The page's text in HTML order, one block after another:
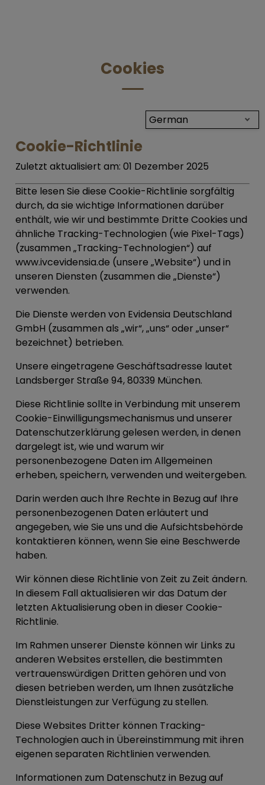
Cookies
German
Cookie-Richtlinie
Zuletzt aktualisiert am: 01 Dezember 2025
Bitte lesen Sie diese Cookie-Richtlinie sorgfältig
durch, da sie wichtige Informationen darüber
enthält, wie wir und bestimmte Dritte Cookies und
ähnliche Tracking-Technologien (wie Pixel-Tags)
(zusammen „Tracking-Technologien“) auf
www.ivcevidensia.de (unsere „Website“) und in
unseren Diensten (zusammen die „Dienste“)
verwenden.
Die Dienste werden von Evidensia Deutschland
GmbH (zusammen als „wir“, „uns“ oder „unser“
bezeichnet) betrieben.
Unsere eingetragene Geschäftsadresse lautet
Landsberger Straße 94, 80339 München.
Diese Richtlinie sollte in Verbindung mit unserem
Cookie-Einwilligungsmechanismus und unserer
Datenschutzerklärung gelesen werden, in denen
dargelegt ist, wie und warum wir
personenbezogene Daten im Allgemeinen
erheben, speichern, verwenden und weitergeben.
Darin werden auch Ihre Rechte in Bezug auf Ihre
personenbezogenen Daten erläutert und
angegeben, wie Sie uns und die Aufsichtsbehörde
kontaktieren können, wenn Sie eine Beschwerde
haben.
Wir können diese Richtlinie von Zeit zu Zeit ändern.
In diesem Fall aktualisieren wir das Datum der
letzten Aktualisierung oben in dieser Cookie-
Richtlinie.
Im Rahmen unserer Dienste können wir Links zu
anderen Websites erstellen, die bestimmten
vertrauenswürdigen Dritten gehören und von
diesen betrieben werden, um Ihnen zusätzliche
Dienstleistungen zur Verfügung zu stellen.
Diese Websites Dritter können Tracking-
Technologien auch in Übereinstimmung mit ihren
eigenen separaten Richtlinien verwenden.
Informationen zum Datenschutz in Bezug auf